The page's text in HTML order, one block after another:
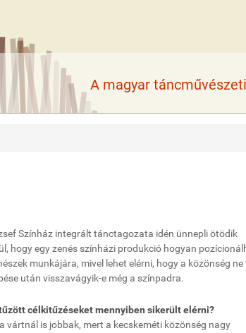
A magyar
Színház integrált tánctagozata idén ünnepli ötödik
hogy egy zenés színházi produkció hogyan
munkájára, mivel lehet elérni, hogy a közönség ne
után visszavágyik-e még a színpadra.
célkitűzéseket mennyiben sikerült elérni?
vártnál is jobbak, mert a kecskeméti közönség nagy